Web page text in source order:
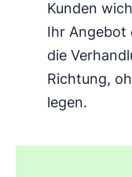
Kunden
Ihr Angebot
die
Richtung,
legen.